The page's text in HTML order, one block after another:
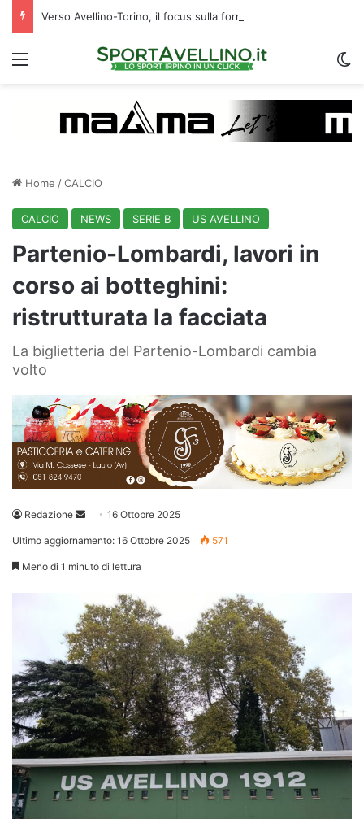
Verso Avellino-Torino, il focus sulla formazione granata
Menu
Home /CALCIO
CALCIO NEWS SERIE B US AVELLINO
Partenio-Lombardi, lavori in
corso ai botteghini:
ristrutturata la facciata
La biglietteria del Partenio-Lombardi cambia
volto
Redazione
Invia 16 Ottobre 2025
Ultimo aggiornamento: 16 Ottobre 2025 571
Meno di 1 minuto di lettura